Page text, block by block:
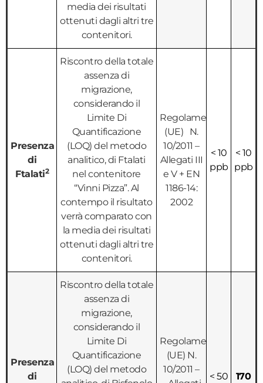
media dei risultati
ottenuti dagli altri tre
contenitori.
Presenza
di
Ftalati2
Riscontro della totale
assenza di
migrazione,
considerando il
Limite Di
Quantificazione
(LOQ) del metodo
analitico, di Ftalati
nel contenitore
“Vinni Pizza”. Al
contempo il risultato
verrà comparato con
la media dei risultati
ottenuti dagli altri tre
contenitori.
Regolamento
(UE) N.
10/2011 –
Allegati III
e V + EN
1186-14:
2002
< 10
ppb
< 10
ppb
Presenza
di
Riscontro della totale
assenza di
migrazione,
considerando il
Limite Di
Quantificazione
(LOQ) del metodo
Regolamento
(UE) N.
10/2011 –
< 50 170